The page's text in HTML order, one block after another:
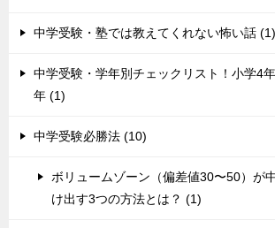
中学受験・塾では教えてくれない怖い話 (1)
中学受験・学年別チェックリスト！小学4
年 (1)
中学受験必勝法 (10)
ボリュームゾーン（偏差値30〜50）が
け出す3つの方法とは？ (1)